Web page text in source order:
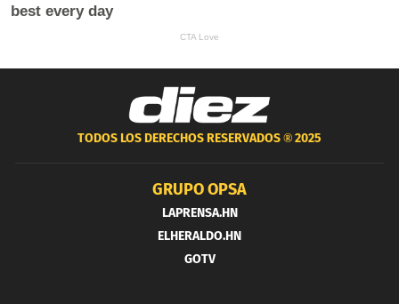
TODOS LOS DERECHOS RESERVADOS ®2025
GRUPO OPSA
LAPRENSA.HN
ELHERALDO.HN
GOTV